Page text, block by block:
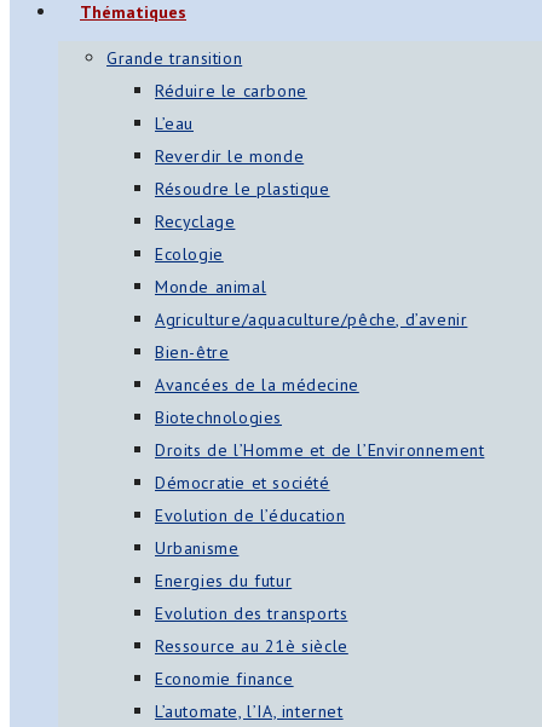
Thématiques
Grande transition
Réduire le carbone
L’eau
Reverdir le monde
Résoudre le plastique
Recyclage
Ecologie
Monde animal
Agriculture/aquaculture/pêche, d’avenir
Bien-être
Avancées de la médecine
Biotechnologies
Droits de l’Homme et de l’Environnement
Démocratie et société
Evolution de l’éducation
Urbanisme
Energies du futur
Evolution des transports
Ressource au 21è siècle
Economie finance
L’automate, l’IA, internet